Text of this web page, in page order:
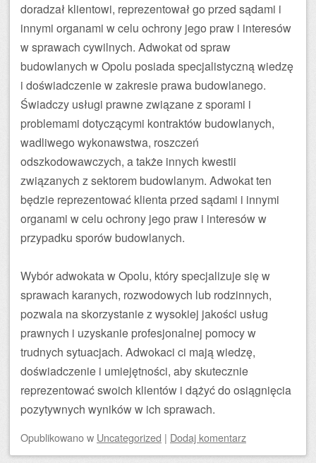
doradzał klientowi, reprezentował go przed sądami i
innymi organami w celu ochrony jego praw i interesów
w sprawach cywilnych. Adwokat od spraw
budowlanych w Opolu posiada specjalistyczną wiedzę
i doświadczenie w zakresie prawa budowlanego.
Świadczy usługi prawne związane z sporami i
problemami dotyczącymi kontraktów budowlanych,
wadliwego wykonawstwa, roszczeń
odszkodowawczych, a także innych kwestii
związanych z sektorem budowlanym. Adwokat ten
będzie reprezentować klienta przed sądami i innymi
organami w celu ochrony jego praw i interesów w
przypadku sporów budowlanych.
Wybór adwokata w Opolu, który specjalizuje się w
sprawach karanych, rozwodowych lub rodzinnych,
pozwala na skorzystanie z wysokiej jakości usług
prawnych i uzyskanie profesjonalnej pomocy w
trudnych sytuacjach. Adwokaci ci mają wiedzę,
doświadczenie i umiejętności, aby skutecznie
reprezentować swoich klientów i dążyć do osiągnięcia
pozytywnych wyników w ich sprawach.
Opublikowanow Uncategorized | Dodaj komentarz